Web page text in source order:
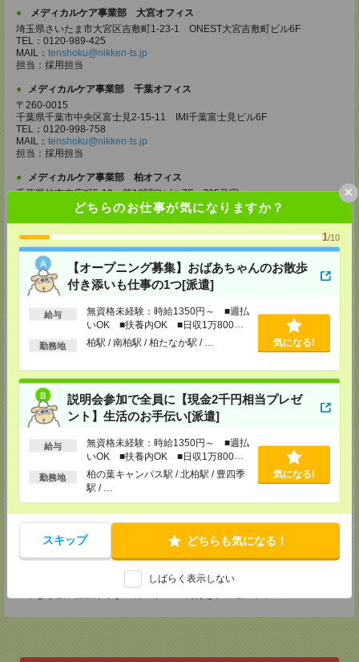
どちらのお仕事が気になりますか？
1/10
【オープニング募集】おばあちゃんのお散歩
付き添いも仕事の1つ[派遣]
給与
無資格未経験：時給1350円～ ■週払
いOK ■扶養内OK ■日収1万800円
以上
勤務地 柏駅 / 南柏駅 / 柏たなか駅 / … 気になる!
説明会参加で全員に【現金2千円相当プレゼ
ント】生活のお手伝い[派遣]
給与
無資格未経験：時給1350円～ ■週払
いOK ■扶養内OK ■日収1万800円
以上
勤務地
柏の葉キャンパス駅 / 北柏駅 / 豊四季
駅 / …
気になる!
スキップ どちらも気になる！
しばらく表示しない
×
メディカルケア事業部 大宮オフィス
埼玉県さいたま市大宮区吉敷町1-23-1 ONEST大宮吉敷町ビル6F
TEL：0120-989-425
MAIL： tenshoku@nikken-ts.jp
担当：採用担当
メディカルケア事業部 千葉オフィス
〒260-0015
千葉県千葉市中央区富士見2-15-11 IMI千葉富士見ビル6F
TEL：0120-998-758
MAIL： tenshoku@nikken-ts.jp
担当：採用担当
メディカルケア事業部 柏オフィス
千葉県柏市末広町5-19 第12関口ビル7F 705号室
TEL：0120-935-218
tenshoku@nikken-ts.jp
メディカルケア事業部 新宿オフィス
東京都新宿区新宿2-3-10 新宿御苑ビル6階
TEL：0120-457-235
MAIL：tenshoku@nikken-ts.jp
メディカルケア事業部 立川事業所
東京都立川市錦町1-12-14
MAIL：tenshoku@nikken-ts.jp
担当：採用担当
メディカルケア事業部 町田オフィス
東京都町田市森野1-7-23 大樹生命町田ビル6F
MAIL：tenshoku@nikken-ts.jp
メディカルケア事業部 横浜オフィス
TEL：0120-901-799
MAIL：tenshoku@nikken-ts.jp
担当：採用担当